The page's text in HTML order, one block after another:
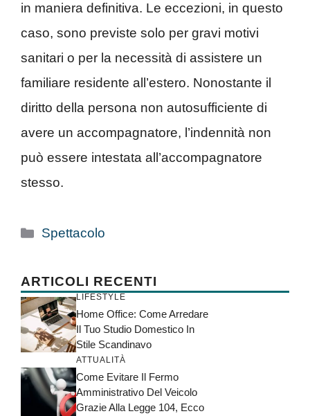
in maniera definitiva. Le eccezioni, in questo
caso, sono previste solo per gravi motivi
sanitari o per la necessità di assistere un
familiare residente all’estero. Nonostante il
diritto della persona non autosufficiente di
avere un accompagnatore, l’indennità non
può essere intestata all’accompagnatore
stesso.
Categorie
Spettacolo
ARTICOLI RECENTI
LIFESTYLE
Home Office: Come Arredare
Il Tuo Studio Domestico In
Stile Scandinavo
ATTUALITÀ
Come Evitare Il Fermo
Amministrativo Del Veicolo
Grazie Alla Legge 104, Ecco